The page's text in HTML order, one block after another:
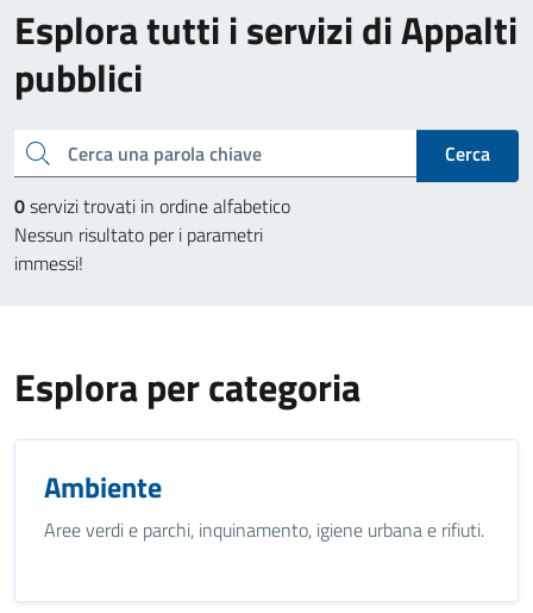
Esplora tutti i servizi di Appalti
pubblici
Cerca una parola chiave
Cerca
0servizi trovati in ordine alfabetico
Nessun risultato per i parametri
immessi!
Esplora per categoria
Ambiente
Aree verdi e parchi, inquinamento, igiene urbana e rifiuti.